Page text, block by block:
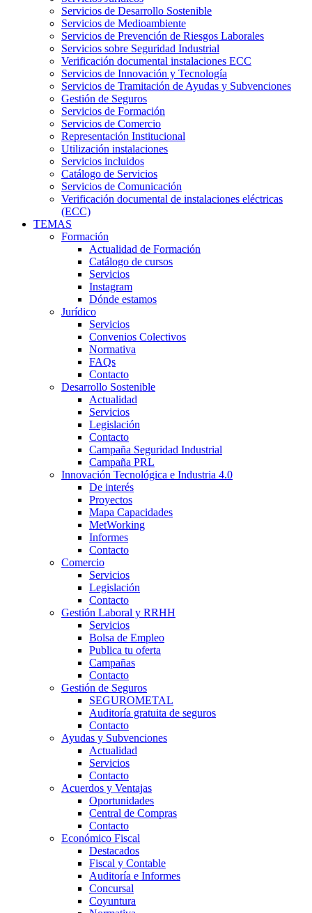
Servicios de Desarrollo Sostenible
Servicios de Medioambiente
Servicios de Prevención de Riesgos Laborales
Servicios sobre Seguridad Industrial
Verificación documental instalaciones ECC
Servicios de Innovación y Tecnología
Servicios de Tramitación de Ayudas y Subvenciones
Gestión de Seguros
Servicios de Formación
Servicios de Comercio
Representación Institucional
Utilización instalaciones
Servicios incluidos
Catálogo de Servicios
Servicios de Comunicación
Verificación documental de instalaciones eléctricas
(ECC)
TEMAS
Formación
Actualidad de Formación
Catálogo de cursos
Servicios
Instagram
Dónde estamos
Jurídico
Servicios
Convenios Colectivos
Normativa
FAQs
Contacto
Desarrollo Sostenible
Actualidad
Servicios
Legislación
Contacto
Campaña Seguridad Industrial
Campaña PRL
Innovación Tecnológica e Industria 4.0
De interés
Proyectos
Mapa Capacidades
MetWorking
Informes
Contacto
Comercio
Servicios
Legislación
Contacto
Gestión Laboral y RRHH
Servicios
Bolsa de Empleo
Publica tu oferta
Campañas
Contacto
Gestión de Seguros
SEGUROMETAL
Auditoría gratuita de seguros
Contacto
Ayudas y Subvenciones
Actualidad
Servicios
Contacto
Acuerdos y Ventajas
Oportunidades
Central de Compras
Contacto
Económico Fiscal
Destacados
Fiscal y Contable
Auditoría e Informes
Concursal
Coyuntura